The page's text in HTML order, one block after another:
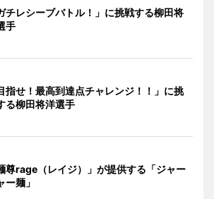
チレシーブバトル！」に挑戦する柳田将
手
指せ！最高到達点チャレンジ！！」に挑
る柳田将洋選手
尊rage（レイジ）」が提供する「ジャー
ー麺」